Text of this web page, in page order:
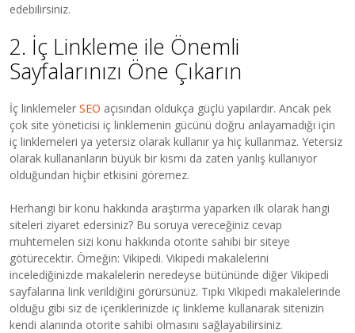
edebilirsiniz.
2. İç Linkleme ile Önemli
Sayfalarınızı Öne Çıkarın
İç linklemelerSEO açısından oldukça güçlü yapılardır. Ancak pek
çok site yöneticisi iç linklemenin gücünü doğru anlayamadığı için
iç linklemeleri ya yetersiz olarak kullanır ya hiç kullanmaz. Yetersiz
olarak kullananların büyük bir kısmı da zaten yanlış kullanıyor
olduğundan hiçbir etkisini göremez.
Herhangi bir konu hakkında araştırma yaparken ilk olarak hangi
siteleri ziyaret edersiniz? Bu soruya vereceğiniz cevap
muhtemelen sizi konu hakkında otorite sahibi bir siteye
götürecektir. Örneğin: Vikipedi. Vikipedi makalelerini
incelediğinizde makalelerin neredeyse bütününde diğer Vikipedi
sayfalarına link verildiğini görürsünüz. Tıpkı Vikipedi makalelerinde
olduğu gibi siz de içeriklerinizde iç linkleme kullanarak sitenizin
kendi alanında otorite sahibi olmasını sağlayabilirsiniz.